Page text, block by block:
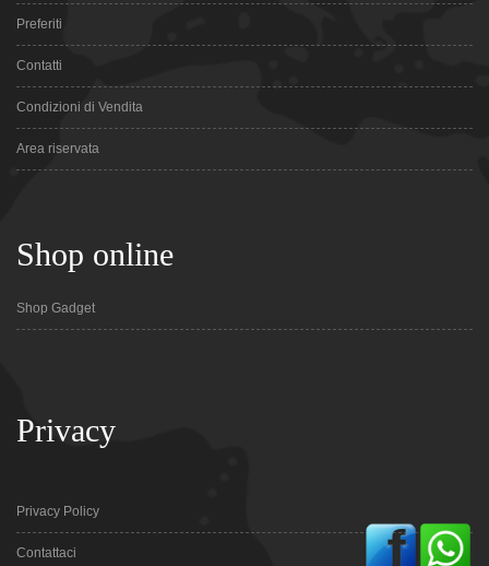
Preferiti
Contatti
Condizioni di Vendita
Area riservata
Shop online
Shop Gadget
Privacy
Privacy Policy
Contattaci